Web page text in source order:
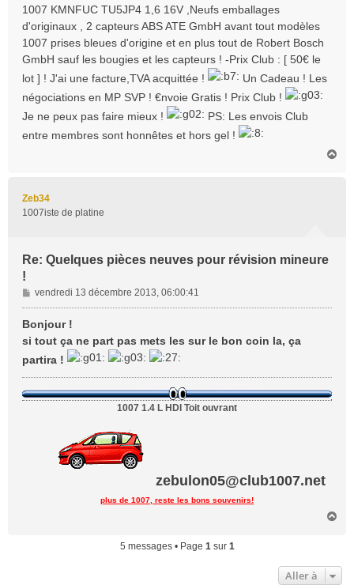
1007 KMNFUC TU5JP4 1,6 16V ,Neufs emballages
d'originaux , 2 capteurs ABS ATE GmbH avant tout modèles
1007 prises bleues d'origine et en plus tout de Robert Bosch
GmbH sauf les bougies et les capteurs ! -Prix Club : [ 50€ le
lot ] ! J'ai une facture,TVA acquittée !
Un Cadeau ! Les
négociations en MP SVP ! €nvoie Gratis ! Prix Club !
Je ne peux pas faire mieux !
PS: Les envois Club
entre membres sont honnêtes et hors gel !
Zeb34
1007iste de platine
Re: Quelques pièces neuves pour révision mineure
!
M
e
s
g
e
vendredi 13 décembre 2013, 06:00:41
Bonjour !
si tout ça ne part pas mets les sur le bon coin la, ça
partira !
1007 1.4 L HDI Toit ouvrant
zebulon05@club1007.net
plus de 1007, reste les bons souvenirs!
5 messages • Page 1sur 1
Aller à